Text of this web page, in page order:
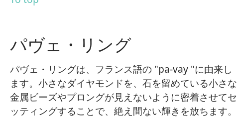
パヴェ・リング
パヴェ・リングは、フランス語の "pa-vay "に由来し
ます。小さなダイヤモンドを、石を留めている小さな
金属ビーズやプロングが見えないように密着させてセ
ッティングすることで、絶え間ない輝きを放ちます。